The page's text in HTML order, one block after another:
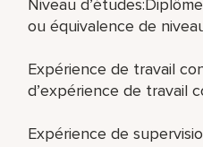
Niveau
ou équivalence de
Expérience de travail
d’expérience de travail
Expérience de